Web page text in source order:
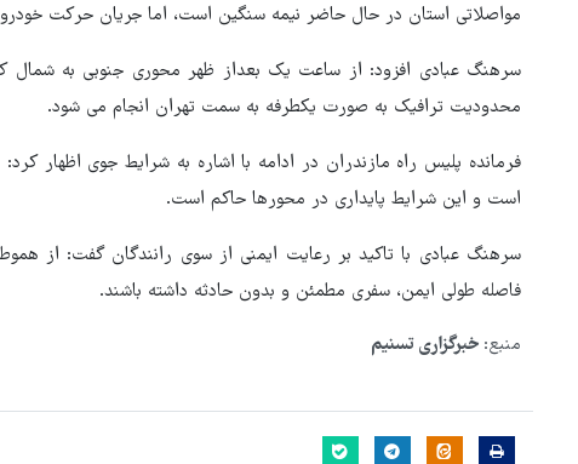
مواصلاتی استان در حال حاضر نیمه سنگین است، اما جریان حرکت
محدودیت ترافیک به صورت یکطرفه به سمت تهران انجام می شود.
فرمانده پلیس راه مازندران در ادامه با اشاره به شرایط جوی اظهار
است و این شرایط پایداری در محورها حاکم است. ‌
سرهنگ عبادی با تاکید بر رعایت ایمنی از سوی رانندگان گفت: از
فاصله طولی ایمن، سفری مطمئن و بدون حادثه داشته باشند.
منبع: خبرگزاری تسنیم
بازگشایی تنگه هرمز منوط به